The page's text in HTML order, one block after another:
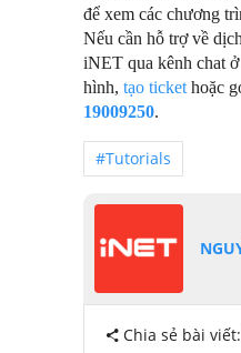
để xem các chương
Nếu cần hỗ trợ về
iNET qua kênh chat
hình, tạo ticket hoặc
19009250.
#Tutorials
Chia sẻ bài viết: